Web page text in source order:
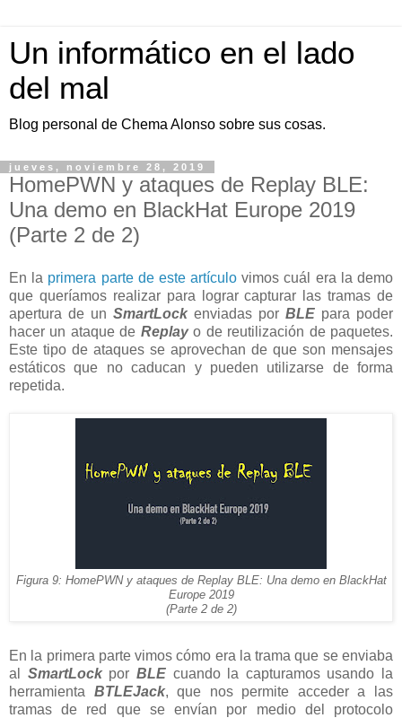
Un informático en el lado
del mal
Blog personal de Chema Alonso sobre sus cosas.
jueves, noviembre 28, 2019
HomePWN y ataques de Replay BLE:
Una demo en BlackHat Europe 2019
(Parte 2 de 2)
En la primera parte de este artículo vimos cuál era la demo
que queríamos realizar para lograr capturar las tramas de
apertura de un SmartLock enviadas por BLE para poder
hacer un ataque de Replayo de reutilización de paquetes.
Este tipo de ataques se aprovechan de que son mensajes
estáticos que no caducan y pueden utilizarse de forma
repetida.
Figura 9: HomePWN y ataques de Replay BLE: Una demo en BlackHat
Europe 2019
(Parte 2 de 2)
En la primera parte vimos cómo era la trama que se enviaba
al SmartLockpor BLEcuando la capturamos usando la
herramienta BTLEJack, que nos permite acceder a las
tramas de red que se envían por medio del protocolo